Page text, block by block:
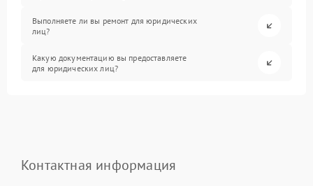
Выполняете ли вы ремонт для юридических
лиц?
Какую документацию вы предоставляете
для юридических лиц?
Контактная информация